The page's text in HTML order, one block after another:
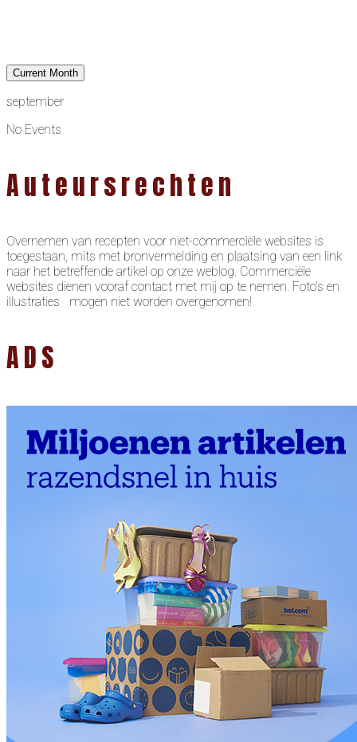
Current Month
september
No Events
Auteursrechten
Overnemen van recepten voor niet-commerciële websites is
toegestaan, mits met bronvermelding en plaatsing van een link
naar het betreffende artikel op onze weblog. Commerciële
websites dienen vooraf contact met mij op te nemen. Foto’s en
illustraties mogen niet worden overgenomen!
ADS